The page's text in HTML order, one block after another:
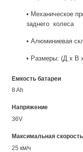
• Механическое
заднего колеса
• Алюминиевая
• Размеры: (Д x В
Емкость батареи
8 Ah
Напряжение
36V
Максимальная скорость
25 км/ч